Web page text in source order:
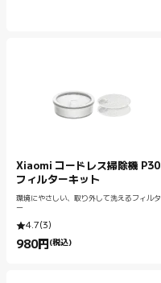
Xiaomi コードレス掃除機 P30
フィルターキット
環境にやさしい、取り外して洗えるフィルタ
ー
4.7(3)
980円 (税込)
Current Price 円980.00